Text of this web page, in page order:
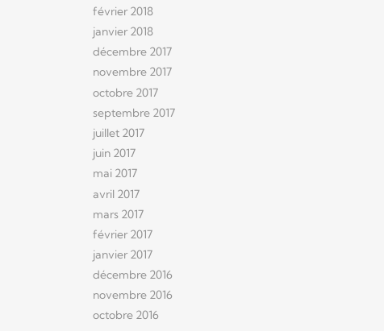
février 2018
janvier 2018
décembre 2017
novembre 2017
octobre 2017
septembre 2017
juillet 2017
juin 2017
mai 2017
avril 2017
mars 2017
février 2017
janvier 2017
décembre 2016
novembre 2016
octobre 2016